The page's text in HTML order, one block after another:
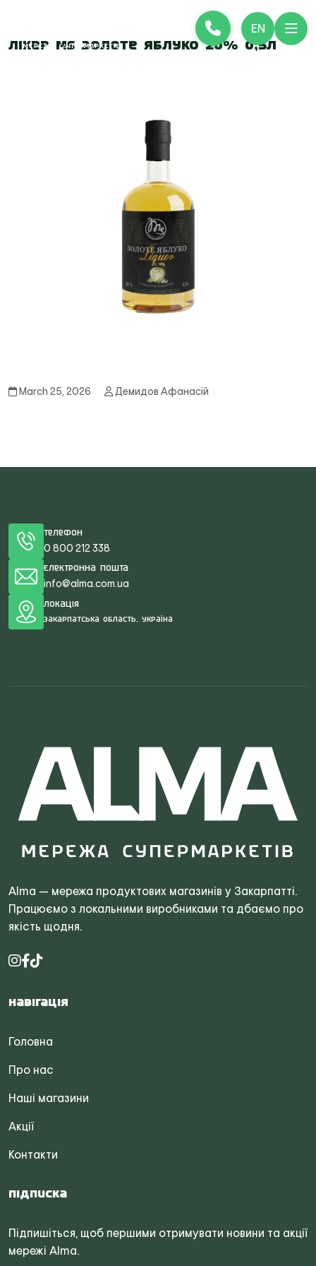
EN
Лікер MS Золоте Яблуко 20% 0,5л
March 25, 2026 Демидов Афанасій
Телефон
0 800 212 338
Електронна пошта
info@alma.com.ua
Локація
Закарпатська область, Україна
Alma — мережа продуктових магазинів у Закарпатті.
Працюємо з локальними виробниками та дбаємо про
якість щодня.
Навігація
Головна
Про нас
Наші магазини
Акції
Контакти
Підписка
Підпишіться, щоб першими отримувати новини та акції
мережі Alma.